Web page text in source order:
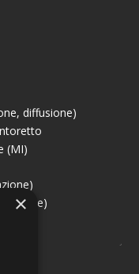
diffusione)
(MI)
×